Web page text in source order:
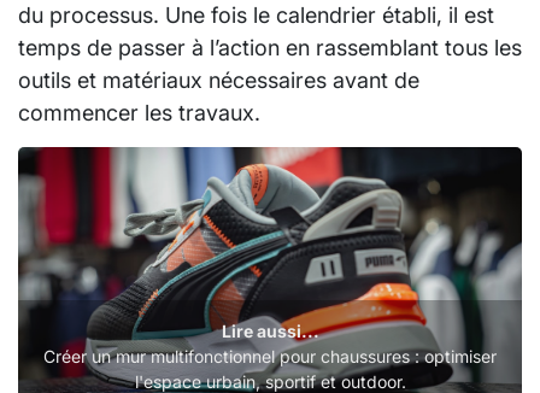
du processus. Une fois le calendrier établi, il est
temps de passer à l’action en rassemblant tous les
outils et matériaux nécessaires avant de
commencer les travaux.
Lire aussi...
Créer un mur multifonctionnel pour chaussures : optimiser
l'espace urbain, sportif et outdoor.